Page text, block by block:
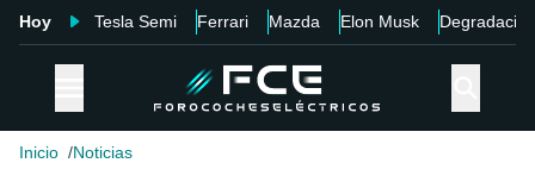
Hoy Tesla Semi Ferrari Mazda Elon Musk Degradación
Inicio Noticias